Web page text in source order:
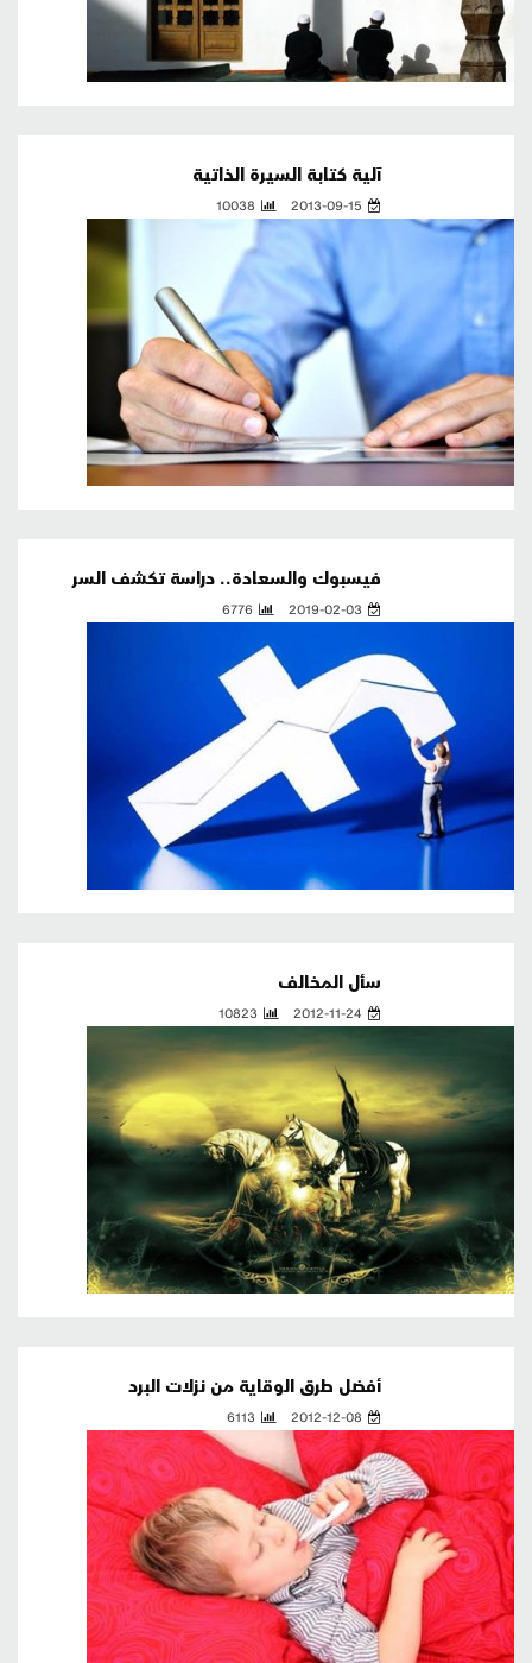
آلية كتابة السيرة الذاتية
2013-09-15
10038
فيسبوك والسعادة.. دراسة تكشف السر
2019-02-03
6776
سأل المخالف
2012-11-24
10823
أفضل طرق الوقاية من نزلات البرد
2012-12-08
6113